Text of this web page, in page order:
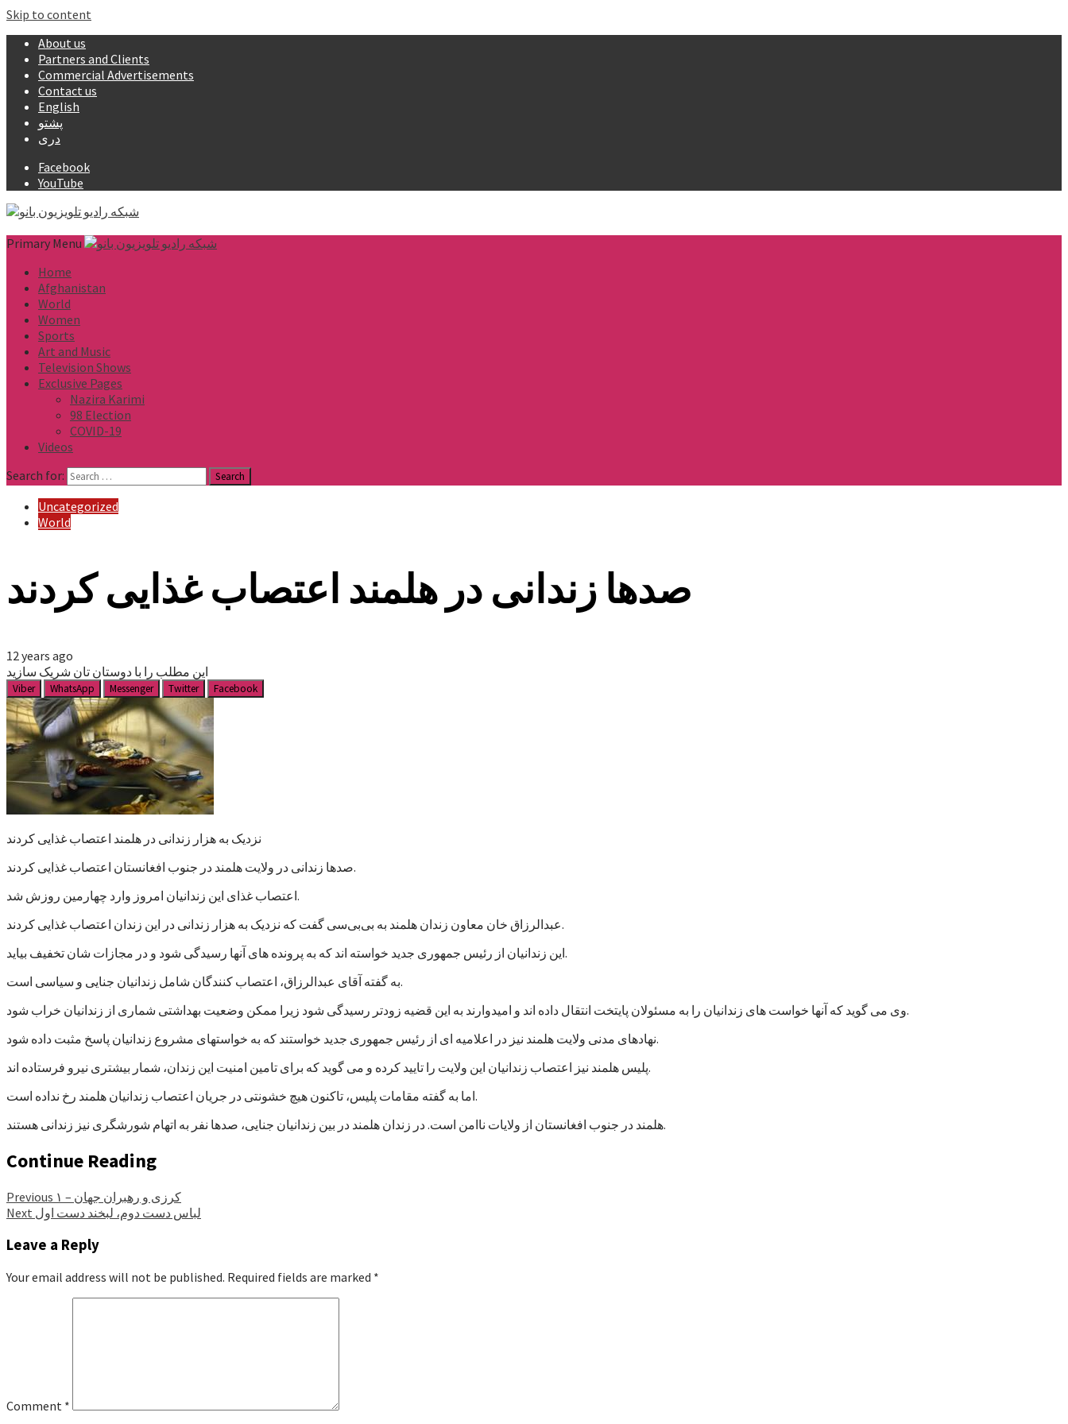
Skip to content
About us
Partners and Clients
Commercial Advertisements
Contact us
English
پشتو
دری
Facebook
YouTube
Primary Menu
Home
Afghanistan
World
Women
Sports
Art and Music
Television Shows
Exclusive Pages
Nazira Karimi
98 Election
COVID-19
Videos
Search for:
Uncategorized
World
صدها زندانی در هلمند اعتصاب غذایی کردند
12 years ago
این مطلب را با دوستان تان شریک سازید
Viber WhatsApp Messenger Twitter Facebook
نزدیک به هزار زندانی در هلمند اعتصاب غذایی کردند
صدها زندانی در ولایت هلمند در جنوب افغانستان اعتصاب غذایی کردند.
اعتصاب غذای این زندانیان امروز وارد چهارمین روزش شد.
عبدالرزاق خان معاون زندان هلمند به بی‌بی‌سی گفت که نزدیک به هزار زندانی در این زندان اعتصاب غذایی کردند.
این زندانیان از رئیس جمهوری جدید خواسته اند که به پرونده های آنها رسیدگی شود و در مجازات شان تخفیف بیاید.
به گفته آقای عبدالرزاق، اعتصاب کنندگان شامل زندانیان جنایی و سیاسی است.
وی می گوید که آنها خواست های زندانیان را به مسئولان پایتخت انتقال داده اند و امیدوارند به این قضیه زودتر رسیدگی شود زیرا ممکن وضعیت بهداشتی شماری از زندانیان خراب شود.
نهادهای مدنی ولایت هلمند نیز در اعلامیه ای از رئیس جمهوری جدید خواستند که به خواستهای مشروع زندانیان پاسخ مثبت داده شود.
پلیس هلمند نیز اعتصاب زندانیان این ولایت را تایید کرده و می گوید که برای تامین امنیت این زندان، شمار بیشتری نیرو فرستاده اند.
اما به گفته مقامات پلیس، تاکنون هیچ خشونتی در جریان اعتصاب زندانیان هلمند رخ نداده است.
هلمند در جنوب افغانستان از ولایات ناامن است. در زندان هلمند در بین زندانیان جنایی، صدها نفر به اتهام شورشگری نیز زندانی هستند.
Continue Reading
Previous
کرزی و رهبران جهان – ۱
Next لباس دست دوم، لبخند دست اول
Leave a Reply
Your email address will not be published. Required fields are marked *
Comment *